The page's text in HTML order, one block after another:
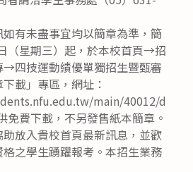
有未盡事宜均以簡章為準，簡
（星期三）起，於本校首頁→招
四技運動績優單獨招生暨甄審
載」專區，網址：
main/40012/d
費下載，不另發售紙本簡章。
放入貴校首頁最新訊息，並歡
之學生踴躍報考。本招生業務